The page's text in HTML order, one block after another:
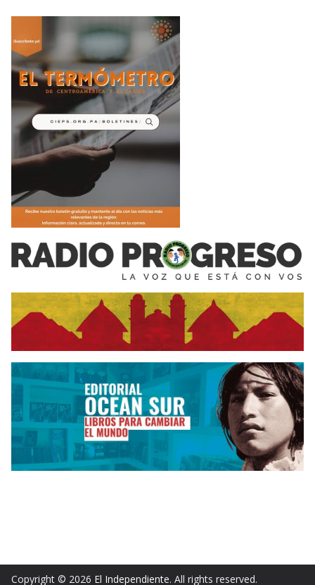
Copyright © 2026 El Independiente. All rights reserved.